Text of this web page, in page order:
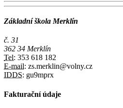
Základní škola Merklín
č. 31
362 34 Merklín
Tel: 353 618 182
E-mail: zs.merklin@volny.cz
IDDS: gu9mprx
Fakturační údaje